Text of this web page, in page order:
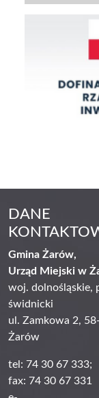
DANE
Gmina Żarów,
Urząd Miejski w
woj. dolnośląskie,
świdnicki
ul. Zamkowa 2,
Żarów
tel: 74 30 67 333;
fax: 74 30 67 331